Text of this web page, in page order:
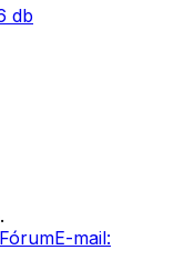
db
FórumE-mail: